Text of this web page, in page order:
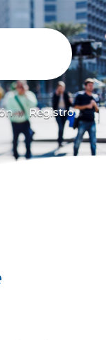
9 Registro